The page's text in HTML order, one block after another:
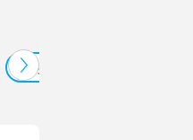
からあげ本舗 下妻